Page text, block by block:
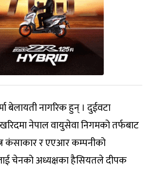
बेलायती नागरिक हुन् । दुईवटा
नेपाल वायुसेवा निगमको तर्फबाट
कंसाकार र एएआर कम्पनीको
चेनको अध्यक्षका हैसियतले दीपक